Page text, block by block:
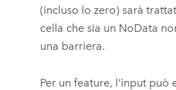
(incluso lo zero) sarà
cella che sia un NoData
una barriera.
Per un feature, l'input può